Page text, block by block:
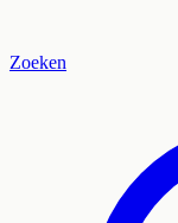
Zoeken